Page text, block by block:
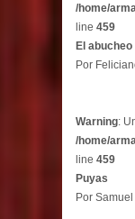
/home/
line 459
El
Por
Warning:
/home/
line 459
Puyas
Por